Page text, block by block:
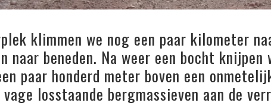
klimmen we nog een paar kilometer
naar beneden. Na weer een bocht knijpen
paar honderd meter boven een
losstaande bergmassieven aan de